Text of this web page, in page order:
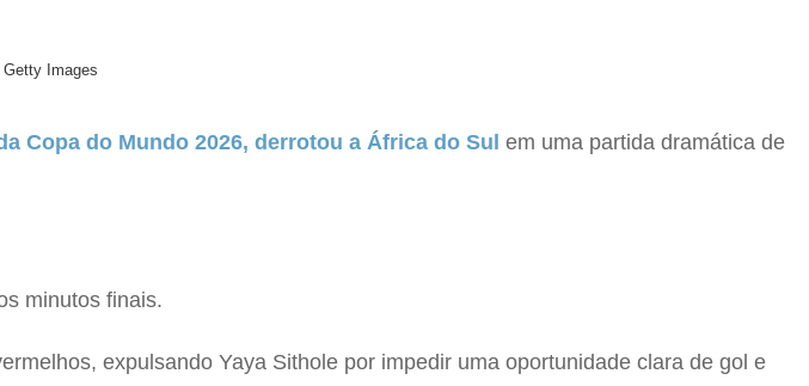
Getty Images
Copa do Mundo 2026, derrotou a África do Sul em uma partida dramática de
minutos finais.
expulsando Yaya Sithole por impedir uma oportunidade clara de gol e